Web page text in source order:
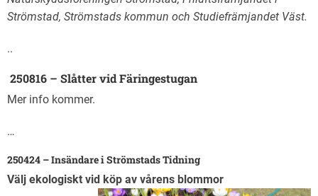
Strömstad, Strömstads kommun och Studiefrämjandet Väst.
..
250816 – Slåtter vid Färingestugan
Mer info kommer.
…
250424 – Insändare i Strömstads Tidning
Välj ekologiskt vid köp av vårens blommor